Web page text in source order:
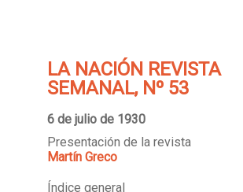
LA NACIÓN REVISTA
SEMANAL, Nº 53
6 de julio de 1930
Presentación de la revista
Martín Greco
Índice general